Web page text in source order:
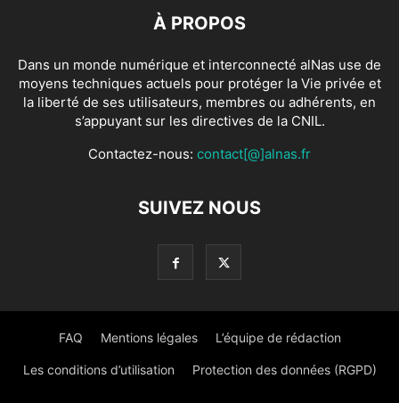
À PROPOS
Dans un monde numérique et interconnecté alNas use de
moyens techniques actuels pour protéger la Vie privée et
la liberté de ses utilisateurs, membres ou adhérents, en
s’appuyant sur les directives de la CNIL.
Contactez-nous: contact[@]alnas.fr
SUIVEZ NOUS
FAQ Mentions légales L’équipe de rédaction
Les conditions d’utilisation Protection des données (RGPD)